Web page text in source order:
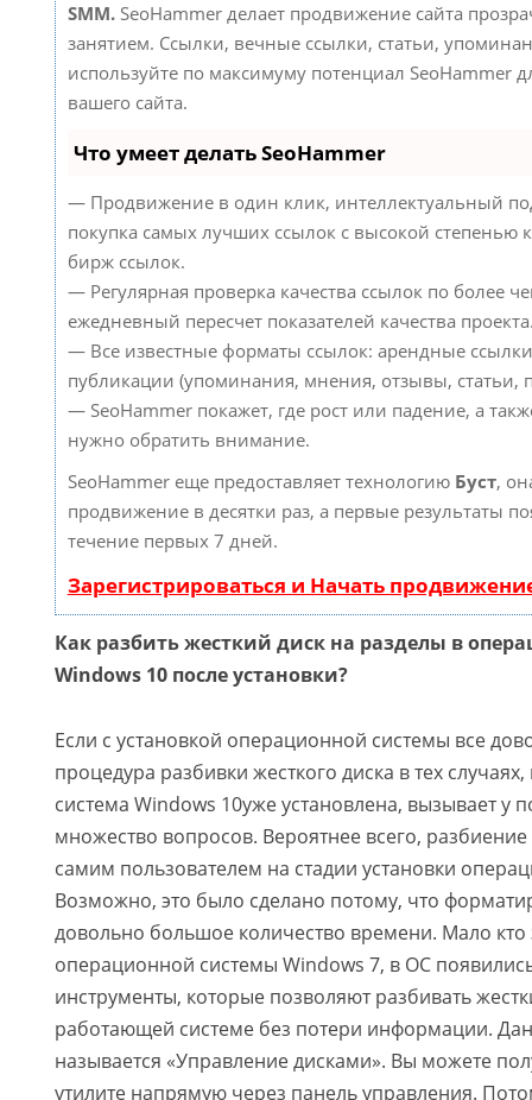
SMM.SeoHammer делает продвижение сайта
занятием. Ссылки, вечные ссылки, статьи,
используйте по максимуму потенциал SeoHammer
вашего сайта.
Что умеет делать SeoHammer
— Продвижение в один клик, интеллектуальный
покупка самых лучших ссылок с высокой степенью
бирж ссылок.
— Регулярная проверка качества ссылок по более
ежедневный пересчет показателей качества
— Все известные форматы ссылок: арендные
публикации (упоминания, мнения, отзывы, статьи,
— SeoHammer покажет, где рост или падение, а
нужно обратить внимание.
SeoHammer еще предоставляет технологию Буст,
продвижение в десятки раз, а первые результаты
течение первых 7 дней.
Зарегистрироваться и Начать
Как разбить жесткий диск на разделы в
Windows 10 после установки?
Если с установкой операционной системы все
процедура разбивки жесткого диска в тех
система Windows 10уже установлена, вызывает у
множество вопросов. Вероятнее всего,
самим пользователем на стадии установки
Возможно, это было сделано потому, что
довольно большое количество времени. Мало кто
операционной системы Windows 7, в ОС
инструменты, которые позволяют разбивать
работающей системе без потери информации.
называется «Управление дисками». Вы можете
утилите напрямую через панель управления.